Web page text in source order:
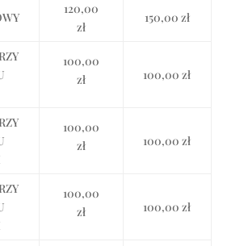
120,00
zł
150,00 zł
100,00
zł
100,00 zł
100,00
zł
100,00 zł
100,00
zł
100,00 zł